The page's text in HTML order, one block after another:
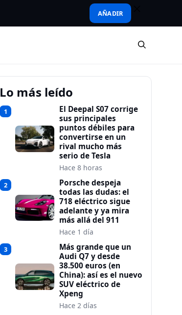
AÑADIR
Lo más leído
1
El Deepal S07 corrige
sus principales
puntos débiles para
convertirse en un
rival mucho más
serio de Tesla
Hace 8 horas
2
Porsche despeja
todas las dudas: el
718 eléctrico sigue
adelante y ya mira
más allá del 911
Hace 1 día
3
Más grande que un
Audi Q7 y desde
38.500 euros (en
China): así es el nuevo
SUV eléctrico de
Xpeng
Hace 2 días